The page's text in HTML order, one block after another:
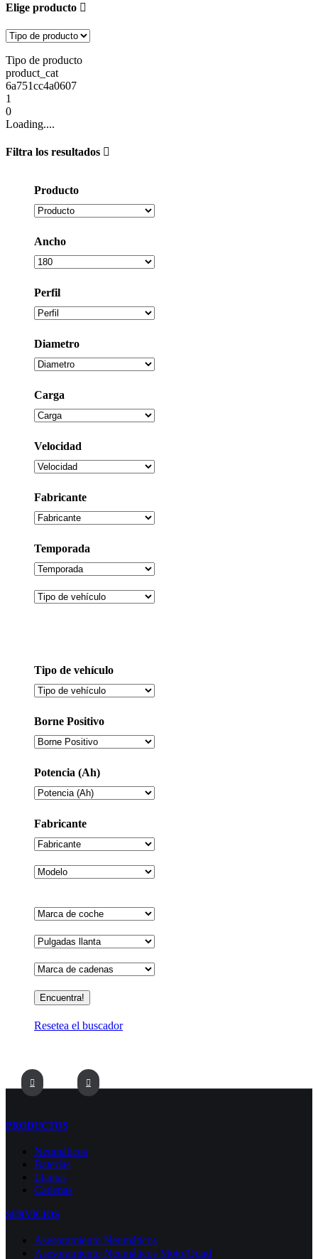
Elige producto
Tipo de producto
product_cat
6a751cc4a0607
1
0
Loading....
Filtra los resultados
Producto
Ancho
Perfil
Diametro
Carga
Velocidad
Fabricante
Temporada
Tipo de vehículo
Borne Positivo
Potencia (Ah)
Fabricante
Resetea el buscador
PRODUCTOS
Neumáticos
Baterías
Llantas
Cadenas
SERVICIOS
Asesoramiento Neumáticos
Asesoramiento Neumáticos Moto/Quad